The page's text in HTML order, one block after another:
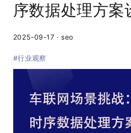
序数据处理方案
2025-09-17 · seo
#行业观察